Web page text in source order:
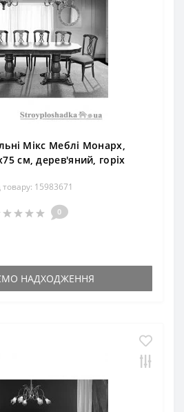
Мікс Меблі Монарх,
см, дерев'яний, горіх
товару: 15983671
0
НАДХОДЖЕННЯ